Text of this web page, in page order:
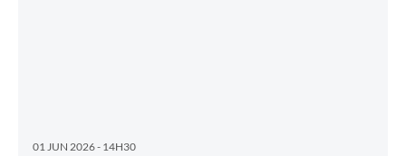
01 JUN 2026 - 14H30